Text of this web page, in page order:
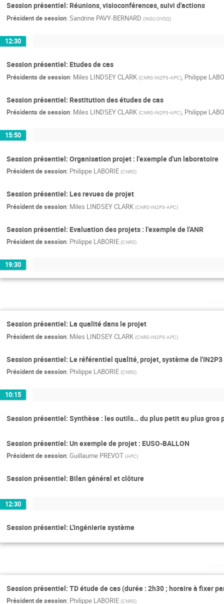
Session présentiel: Réunions, visioconférences, suivi d'actions
Président de session: Sandrine PAVY-BERNARD (INSU OVSQ)
12:30
Session présentiel: Etudes de cas
Présidents de session: Miles LINDSEY CLARK (CNRS-IN2P3-APC), Philippe
Session présentiel: Restitution des études de cas
Présidents de session: Miles LINDSEY CLARK (CNRS-IN2P3-APC), Philippe
15:50
Session présentiel: Organisation projet : l'exemple d'un laboratoire
Président de session: Philippe LABORIE (CNRS)
Session présentiel: Les revues de projet
Président de session: Miles LINDSEY CLARK (CNRS-IN2P3-APC)
Session présentiel: Evaluation des projets : l'exemple de l'ANR
Président de session: Philippe LABORIE (CNRS)
19:30
Session présentiel: La qualité dans le projet
Président de session: Miles LINDSEY CLARK (CNRS-IN2P3-APC)
Session présentiel: Le référentiel qualité, projet, système de l'IN2P3
Président de session: Philippe LABORIE (CNRS)
10:15
Session présentiel: Synthèse : les outils… du plus petit au plus gros
Session présentiel: Un exemple de projet : EUSO-BALLON
Président de session: Guillaume PREVOT (APC)
Session présentiel: Bilan général et clôture
12:30
Session présentiel: L'ingénierie système
Session présentiel: TD étude de cas (durée : 2h30 ; horaire à fixer
Président de session: Philippe LABORIE (CNRS)